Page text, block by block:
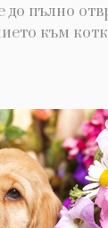
до пълно
към